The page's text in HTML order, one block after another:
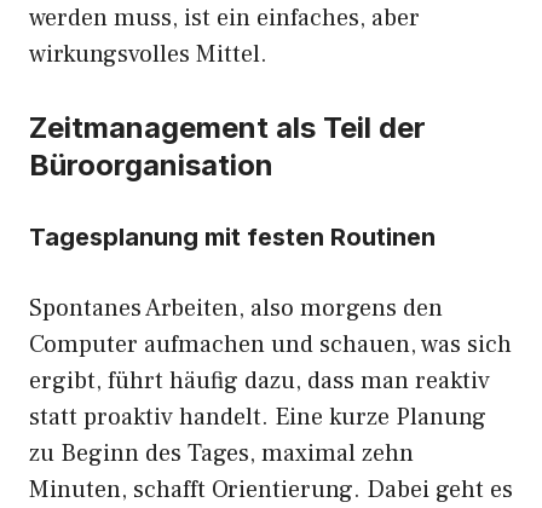
werden muss, ist ein einfaches, aber
wirkungsvolles Mittel.
Zeitmanagement als Teil der
Büroorganisation
Tagesplanung mit festen Routinen
Spontanes Arbeiten, also morgens den
Computer aufmachen und schauen, was sich
ergibt, führt häufig dazu, dass man reaktiv
statt proaktiv handelt. Eine kurze Planung
zu Beginn des Tages, maximal zehn
Minuten, schafft Orientierung. Dabei geht es